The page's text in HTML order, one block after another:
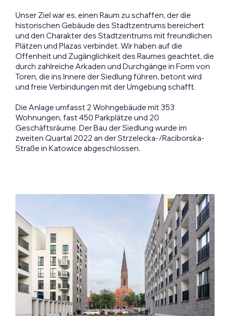
Unser Ziel war es, einen Raum zu schaffen, der die
historischen Gebäude des Stadtzentrums bereichert
und den Charakter des Stadtzentrums mit freundlichen
Plätzen und Plazas verbindet. Wir haben auf die
Offenheit und Zugänglichkeit des Raumes geachtet, die
durch zahlreiche Arkaden und Durchgänge in Form von
Toren, die ins Innere der Siedlung führen, betont wird
und freie Verbindungen mit der Umgebung schafft.
Die Anlage umfasst 2 Wohngebäude mit 353
Wohnungen, fast 450 Parkplätze und 20
Geschäftsräume. Der Bau der Siedlung wurde im
zweiten Quartal 2022 an der Strzelecka-/Raciborska-
Straße in Katowice abgeschlossen.